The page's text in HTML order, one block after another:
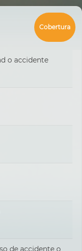
Cobertura
o accidente
de accidente o